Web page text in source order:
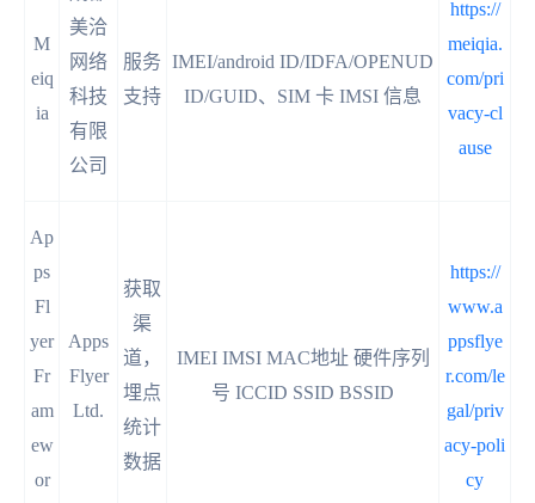
M
eiq
ia
美洽
网络
科技
有限
公司
服务
支持
IMEI/android ID/IDFA/OPENUD
ID/GUID、SIM 卡 IMSI 信息
https://
meiqia.
com/pri
vacy-cl
ause
Ap
ps
Fl
yer
Fr
am
ew
or
Apps
Flyer
Ltd.
获取
渠
道，
埋点
统计
数据
IMEI IMSI MAC地址 硬件序列
号 ICCID SSID BSSID
https://
www.a
ppsflye
r.com/le
gal/priv
acy-poli
cy